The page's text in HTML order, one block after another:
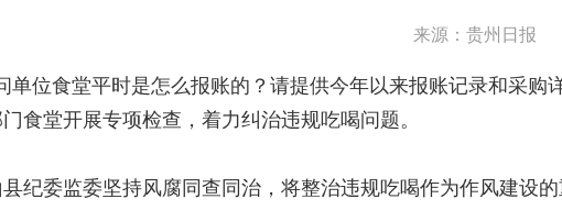
来源：贵州日报
单位食堂平时是怎么报账的？请提供今年以来报账记录和采
食堂开展专项检查，着力纠治违规吃喝问题。
纪委监委坚持风腐同查同治，将整治违规吃喝作为作风建设